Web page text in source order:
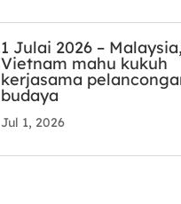
1 Julai 2026 – Malaysia,
Vietnam mahu kukuh
kerjasama
budaya
Jul 1, 2026